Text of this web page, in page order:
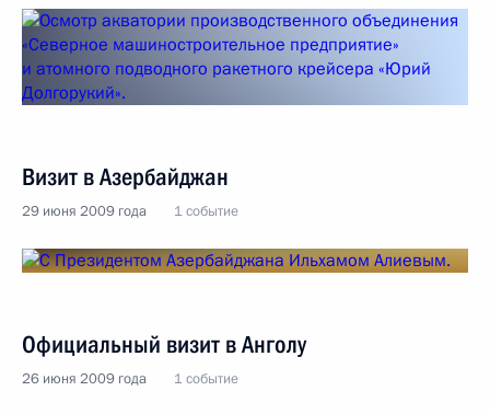
Визит в Азербайджан
29 июня 2009 года 1 событие
Официальный визит в Анголу
26 июня 2009 года 1 событие